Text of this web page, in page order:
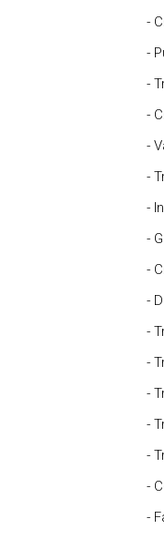
-
-
-
-
-
-
-
-
-
-
-
-
-
-
-
-
-